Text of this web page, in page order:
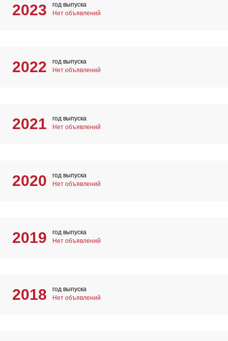
2023
год выпуска
Нет объявлений
2022
год выпуска
Нет объявлений
2021
год выпуска
Нет объявлений
2020
год выпуска
Нет объявлений
2019
год выпуска
Нет объявлений
2018
год выпуска
Нет объявлений